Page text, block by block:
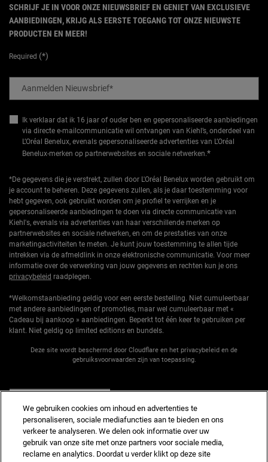
SCHRIJF JE IN VOOR ONZE NIEUWSBRIEF EN GENIET VAN EXCLUSIEVE
AANBIEDINGEN, KRIJG ALS EERSTE TOEGANG TOT ONZE NIEUWSTE
PRODUCTEN EN MEER!
Required (*)
Aanmelden Nieuwsbrief*
Ik verklaar dat ik 16 jaar of ouder ben en gepersonaliseerde aanbiedingen
via directe e-mailcommunicatie wil ontvangen van Kiehl’s, onderdeel van
L’Oréal Benelux, evenals gepersonaliseerde advertenties van L’Oréal
Benelux-merken op partnerwebsites en sociale netwerken.*
*De gegevens die je verstrekt, zullen door L'Oréal Benelux worden gebruikt om
je account te beheren. Deze gegevens zullen, als je daar toestemming voor
hebt gegeven, ook gebruikt worden om je profiel te verrijken en je
gepersonaliseerde aanbiedingen te doen via directe communicatie van
Kiehl's, evenals via advertenties van haar verschillende merken op
partnerwebsites en sociale netwerken, en om de prestaties van onze
marketingactiviteiten te meten. Je kunt jouw toestemming te allen tijde
intrekken via de afmeldlink in onze elektronische communicatie. Voor meer
informatie over de verwerking van jouw gegevens en rechten kun je ons
privacybeleid raadplegen.
*Welkomstaanbieding geldig voor een eerste bestelling. Niet cumuleerbaar
met andere aanbiedingen of promoties, maar wel cumuleerbaar met «
Cadeau bij aankoop » aanbiedingen. Beperkt tot één keer te gebruiken per
klant. Niet geldig op limited editions en bundels.
Deze site wordt beschermd door Cloudflare en het privacybeleid en de
gebruiksvoorwaarden zijn van toepassing.
We gebruiken cookies om inhoud en advertenties te
personaliseren, sociale mediafuncties aan te bieden en ons
verkeer te analyseren. We delen ook informatie over uw
gebruik van onze site met onze partners voor sociale media,
reclame en analytics. Doordat u verder klikt op deze site